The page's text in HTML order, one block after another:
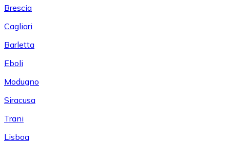
Brescia
Cagliari
Barletta
Eboli
Modugno
Siracusa
Trani
Lisboa